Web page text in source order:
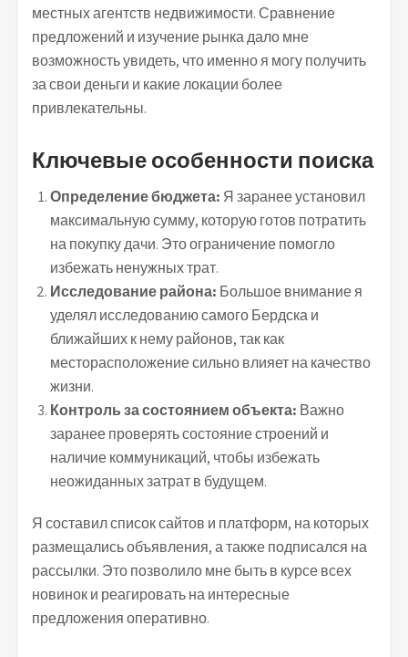
местных агентств недвижимости. Сравнение
предложений и изучение рынка дало мне
возможность увидеть, что именно я могу получить
за свои деньги и какие локации более
привлекательны.
Ключевые особенности поиска
Определение бюджета: Я заранее установил
максимальную сумму, которую готов потратить
на покупку дачи. Это ограничение помогло
избежать ненужных трат.
Исследование района: Большое внимание я
уделял исследованию самого Бердска и
ближайших к нему районов, так как
месторасположение сильно влияет на качество
жизни.
Контроль за состоянием объекта: Важно
заранее проверять состояние строений и
наличие коммуникаций, чтобы избежать
неожиданных затрат в будущем.
Я составил список сайтов и платформ, на которых
размещались объявления, а также подписался на
рассылки. Это позволило мне быть в курсе всех
новинок и реагировать на интересные
предложения оперативно.